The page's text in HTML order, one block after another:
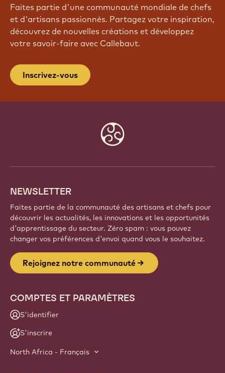
Faites partie d'une communauté mondiale de chefs
et d'artisans passionnés. Partagez votre inspiration,
découvrez de nouvelles créations et développez
votre savoir-faire avec Callebaut.
Inscrivez-vous
NEWSLETTER
Faites partie de la communauté des artisans et chefs pour
découvrir les actualités, les innovations et les opportunités
d'apprentissage du secteur. Zéro spam : vous pouvez
changer vos préférences d'envoi quand vous le souhaitez.
Rejoignez notre communauté
COMPTES ET PARAMÈTRES
S'identifier
S'inscrire
North Africa - Français